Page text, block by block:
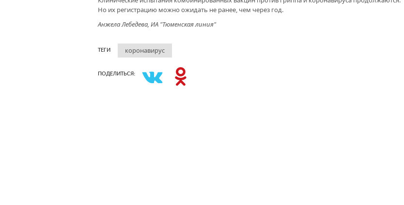
Но их регистрацию можно ожидать не ранее, чем через год.
Анжела Лебедева, ИА "Тюменская линия"
ТЕГИ коронавирус
ПОДЕЛИТЬСЯ: